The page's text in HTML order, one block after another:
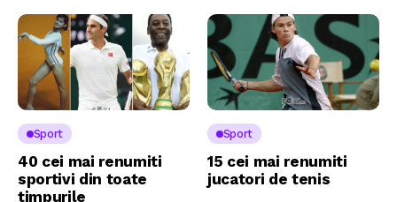
Sport
40 cei mai renumiti
sportivi din toate
timpurile
Sport
15 cei mai renumiti
jucatori de tenis